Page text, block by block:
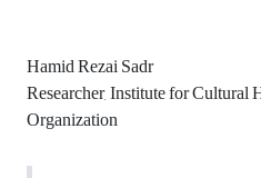
Hamid Rezai Sadr
Researcher, Institute for Cultural
Organization